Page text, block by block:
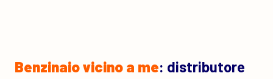
Benzinaio vicino a me: distributore